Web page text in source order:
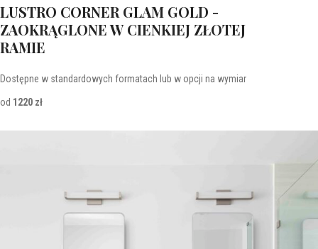
LUSTRO CORNER GLAM GOLD -
ZAOKRĄGLONE W CIENKIEJ ZŁOTEJ
RAMIE
Dostępne w standardowych formatach lub w opcji na wymiar
od 1220 zł